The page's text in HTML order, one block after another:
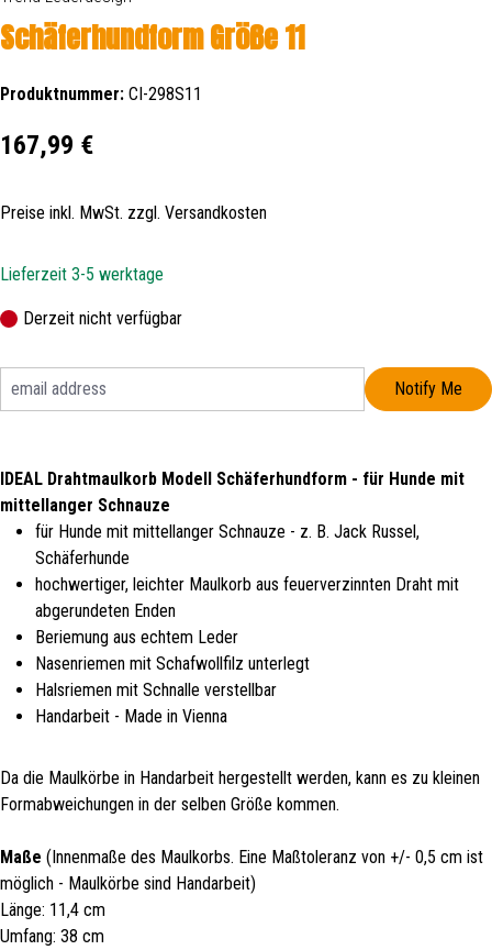
Schäferhundform Größe 11
Produktnummer: CI-298S11
Regulärer Preis:
167,99 €
Preise inkl. MwSt. zzgl. Versandkosten
Lieferzeit 3-5 werktage
Derzeit nicht verfügbar
Notify Me
IDEAL Drahtmaulkorb Modell Schäferhundform - für Hunde mit
mittellanger Schnauze
für Hunde mit mittellanger Schnauze - z. B. Jack Russel,
Schäferhunde
hochwertiger, leichter Maulkorb aus feuerverzinnten Draht mit
abgerundeten Enden
Beriemung aus echtem Leder
Nasenriemen mit Schafwollfilz unterlegt
Halsriemen mit Schnalle verstellbar
Handarbeit - Made in Vienna
Da die Maulkörbe in Handarbeit hergestellt werden, kann es zu kleinen
Formabweichungen in der selben Größe kommen.
Maße (Innenmaße des Maulkorbs. Eine Maßtoleranz von +/- 0,5 cm ist
möglich - Maulkörbe sind Handarbeit)
Länge: 11,4 cm
Umfang: 38 cm